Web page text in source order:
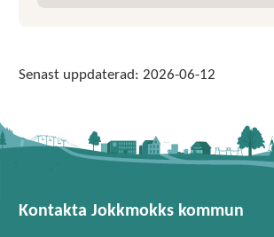
Senast uppdaterad: 2026-06-12
Kontakta Jokkmokks kommun